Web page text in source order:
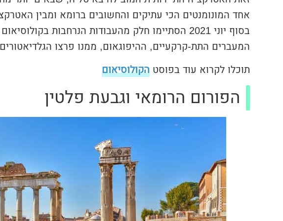
אחד המונומנטים הכי עתיקים והחשובים ברומא ומבין
בסוף יוני 2021 הסתיימו חלק מהעבודות הנרחבות
המעברים התת-קרקעיים, ההיפוגאום, ממנו פרצו
תוכלו לקרוא עוד בפוסטהקולוסיאום
הפורום הרומאי וגבעת פלטין